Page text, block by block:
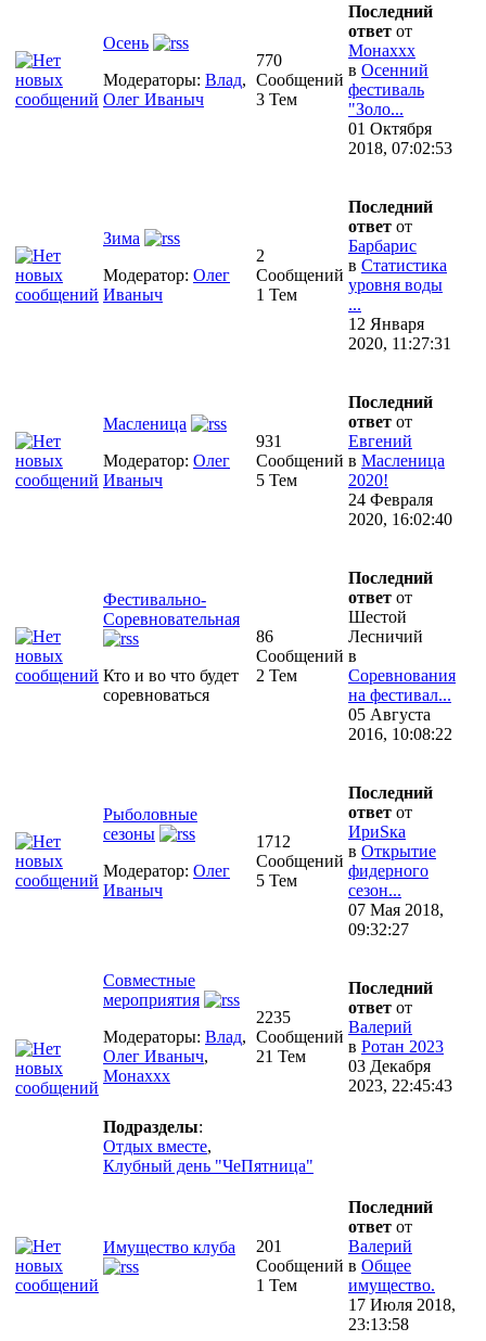
Осень
Модераторы: Влад,
Олег Иваныч
770
Сообщений
3 Тем
Последний
ответ от
Монаххх
в Осенний
фестиваль
"Золо...
01 Октября
2018, 07:02:53
Зима
Модератор: Олег
Иваныч
2
Сообщений
1 Тем
Последний
ответ от
Барбарис
в Статистика
уровня воды
...
12 Января
2020, 11:27:31
Масленица
Модератор: Олег
Иваныч
931
Сообщений
5 Тем
Последний
ответ от
Евгений
в Масленица
2020!
24 Февраля
2020, 16:02:40
Фестивально-
Соревновательная
Кто и во что будет
соревноваться
86
Сообщений
2 Тем
Последний
ответ от
Шестой
Лесничий
в
Соревнования
на фестивал...
05 Августа
2016, 10:08:22
Рыболовные
сезоны
Модератор: Олег
Иваныч
1712
Сообщений
5 Тем
Последний
ответ от
ИриSка
в Открытие
фидерного
сезон...
07 Мая 2018,
09:32:27
Совместные
мероприятия
Модераторы: Влад,
Олег Иваныч,
Монаххх
2235
Сообщений
21 Тем
Последний
ответ от
Валерий
в Ротан 2023
03 Декабря
2023, 22:45:43
Подразделы:
Отдых вместе,
Клубный день "ЧеПятница"
Имущество клуба
201
Сообщений
1 Тем
Последний
ответ от
Валерий
в Общее
имущество.
17 Июля 2018,
23:13:58